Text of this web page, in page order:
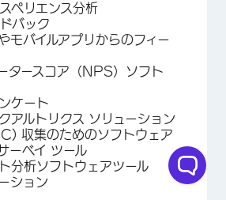
ペリエンス分析
バック
モバイルアプリからのフィー
タースコア（NPS）ソフト
ケート
アルトリクス ソリューション
収集のためのソフトウェア
ーベイ ツール
分析ソフトウェアツール
ション